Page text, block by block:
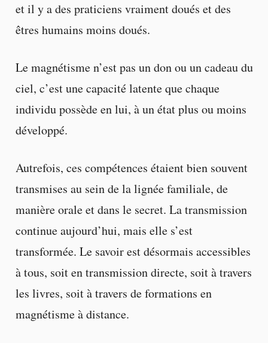
et il y a des praticiens vraiment doués et des
êtres humains moins doués.
Le magnétisme n’est pas un don ou un cadeau du
ciel, c’est une capacité latente que chaque
individu possède en lui, à un état plus ou moins
développé.
Autrefois, ces compétences étaient bien souvent
transmises au sein de la lignée familiale, de
manière orale et dans le secret. La transmission
continue aujourd’hui, mais elle s’est
transformée. Le savoir est désormais accessibles
à tous, soit en transmission directe, soit à travers
les livres, soit à travers de formations en
magnétisme à distance.